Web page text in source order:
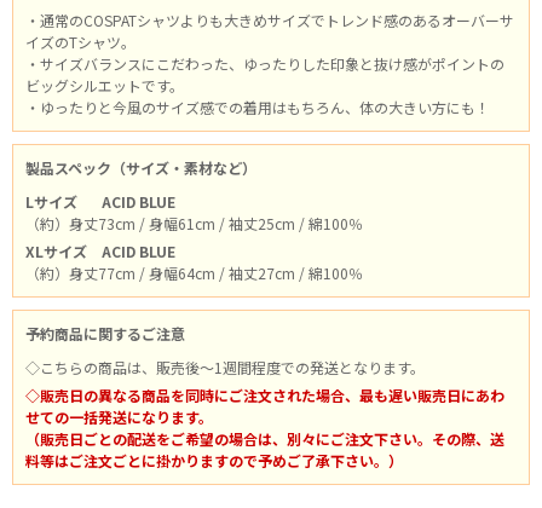
・通常のCOSPATシャツよりも大きめサイズでトレンド感のあるオーバーサ
イズのTシャツ。
・サイズバランスにこだわった、ゆったりした印象と抜け感がポイントの
ビッグシルエットです。
・ゆったりと今風のサイズ感での着用はもちろん、体の大きい方にも！
製品スペック（サイズ・素材など）
Lサイズ
ACID BLUE
（約）身丈73cm / 身幅61cm / 袖丈25cm / 綿100％
XLサイズ
ACID BLUE
（約）身丈77cm / 身幅64cm / 袖丈27cm / 綿100％
予約商品に関するご注意
◇こちらの商品は、販売後～1週間程度での発送となります。
◇販売日の異なる商品を同時にご注文された場合、最も遅い販売日にあわ
せての一括発送になります。
（販売日ごとの配送をご希望の場合は、別々にご注文下さい。その際、送
料等はご注文ごとに掛かりますので予めご了承下さい。）